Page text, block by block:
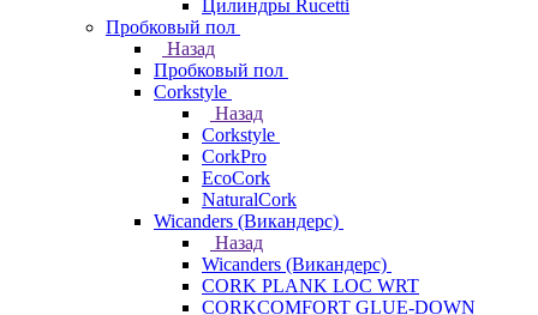
Цилиндры Rucetti
Пробковый пол
Назад
Пробковый пол
Corkstyle
Назад
Corkstyle
CorkPro
EcoCork
NaturalCork
Wicanders (Викандерс)
Назад
Wicanders (Викандерс)
CORK PLANK LOC WRT
CORKCOMFORT GLUE-DOWN